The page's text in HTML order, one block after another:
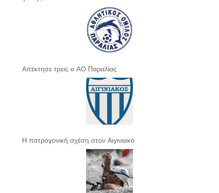
Απέκτησε τρεις ο ΑΟ Παραλίας
Η πατρογονική σχέση στον Αιγινιακό